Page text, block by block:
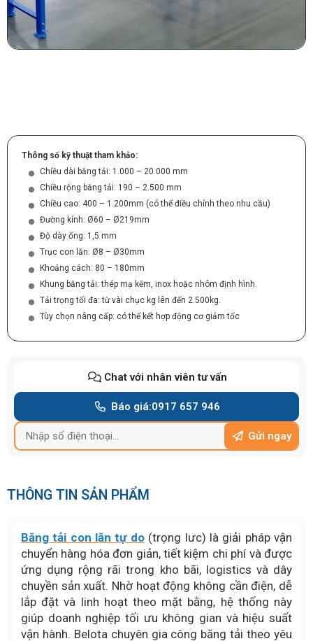
Thông số kỹ thuật tham khảo:
Chiều dài băng tải: 1.000 – 20.000 mm
Chiều rộng băng tải: 190 – 2.500 mm
Chiều cao: 400 – 1.200mm (có thể điều chỉnh theo nhu cầu)
Đường kính: Ø60 – Ø219mm
Độ dày ống: 1,5 mm
Trục con lăn: Ø8 – Ø30mm
Khoảng cách: 80 – 180mm
Khung băng tải: thép mạ kẽm, inox hoặc nhôm định hình.
Tải trọng tối đa: từ vài chục kg lên đến 2.500kg.
Tùy chọn nâng cấp: có thể kết hợp động cơ giảm tốc
Chat với nhân viên tư vấn
Báo giá:0917 657 946
Gửi ngay
THÔNG TIN SẢN PHẨM
Băng tải con lăn tự do(trọng lưc) là giải pháp vận
chuyển hàng hóa đơn giản, tiết kiệm chi phí và được
ứng dụng rộng rãi trong kho bãi, logistics và dây
chuyền sản xuất. Nhờ hoạt động không cần điện, dễ
lắp đặt và linh hoạt theo mặt bằng, hệ thống này
giúp doanh nghiệp tối ưu không gian và hiệu suất
vận hành. Belota chuyên gia công băng tải theo yêu